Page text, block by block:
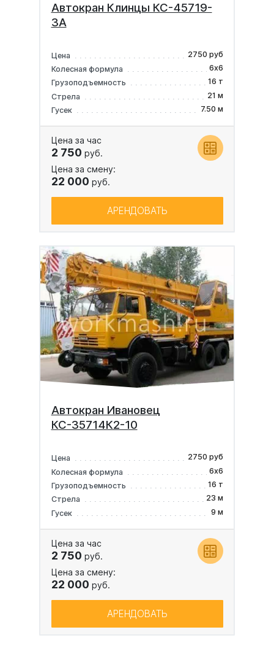
Автокран Клинцы КС-45719-
3А
Цена
2750 руб
Колесная формула
6х6
Грузоподъемность
16 т
Стрела
21 м
Гусек
7.50 м
Цена за час
2 750 руб.
Цена за смену:
22 000 руб.
АРЕНДОВАТЬ
Автокран Ивановец
КС-35714К2-10
Цена
2750 руб
Колесная формула
6х6
Грузоподъемность
16 т
Стрела
23 м
Гусек
9 м
Цена за час
2 750 руб.
Цена за смену:
22 000 руб.
АРЕНДОВАТЬ